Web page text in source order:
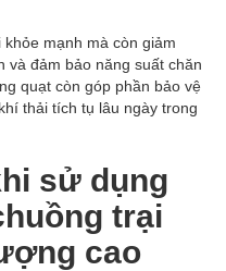
mạnh mà còn giảm
và đảm bảo năng suất chăn
quạt còn góp phần bảo vệ
thải tích tụ lâu ngày trong
sử dụng
trại
cao